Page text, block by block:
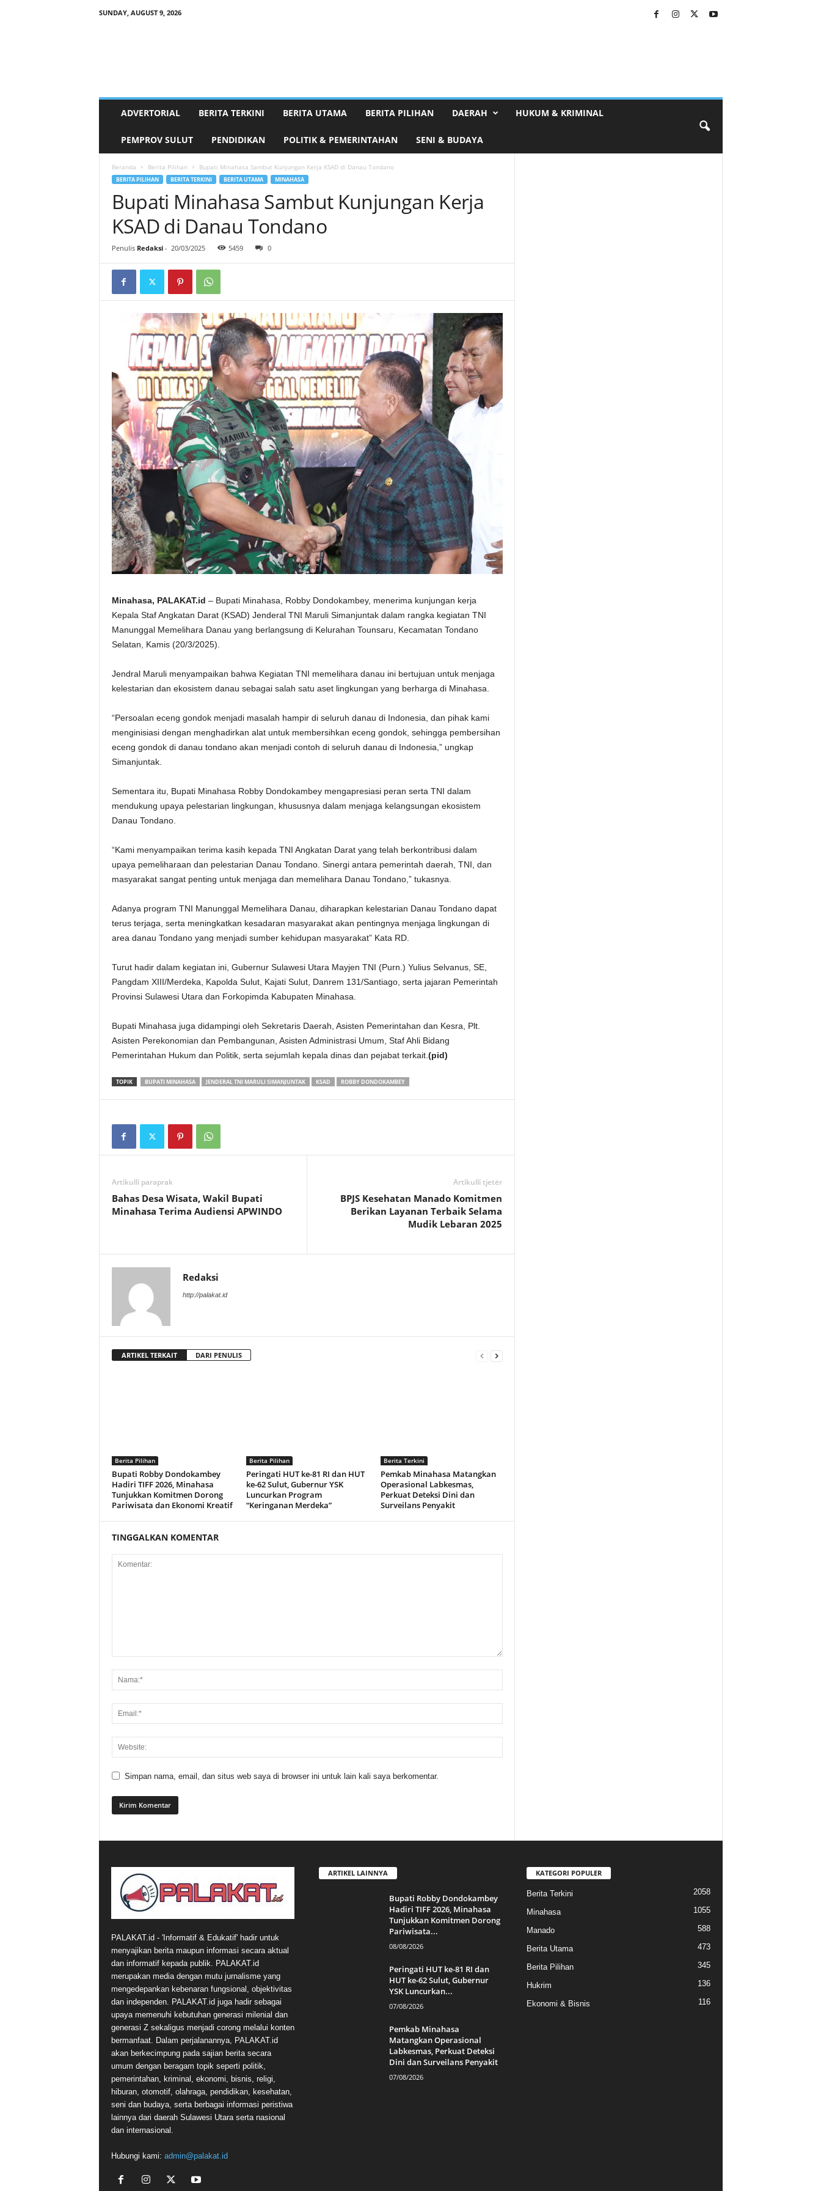
SUNDAY, AUGUST 9, 2026
ADVERTORIAL BERITA TERKINI BERITA UTAMA BERITA PILIHAN DAERAH HUKUM & KRIMINAL
PEMPROV SULUT PENDIDIKAN POLITIK & PEMERINTAHAN SENI & BUDAYA
Beranda Berita Pilihan Bupati Minahasa Sambut Kunjungan Kerja KSAD di Danau Tondano
BERITA PILIHAN BERITA TERKINI BERITA UTAMA MINAHASA
Bupati Minahasa Sambut Kunjungan Kerja
KSAD di Danau Tondano
Penulis Redaksi- 20/03/2025 5459 0
Minahasa, PALAKAT.id – Bupati Minahasa, Robby Dondokambey, menerima kunjungan kerja
Kepala Staf Angkatan Darat (KSAD) Jenderal TNI Maruli Simanjuntak dalam rangka kegiatan TNI
Manunggal Memelihara Danau yang berlangsung di Kelurahan Tounsaru, Kecamatan Tondano
Selatan, Kamis (20/3/2025).
Jendral Maruli menyampaikan bahwa Kegiatan TNI memelihara danau ini bertujuan untuk menjaga
kelestarian dan ekosistem danau sebagai salah satu aset lingkungan yang berharga di Minahasa.
“Persoalan eceng gondok menjadi masalah hampir di seluruh danau di Indonesia, dan pihak kami
menginisiasi dengan menghadirkan alat untuk membersihkan eceng gondok, sehingga pembersihan
eceng gondok di danau tondano akan menjadi contoh di seluruh danau di Indonesia,” ungkap
Simanjuntak.
Sementara itu, Bupati Minahasa Robby Dondokambey mengapresiasi peran serta TNI dalam
mendukung upaya pelestarian lingkungan, khususnya dalam menjaga kelangsungan ekosistem
Danau Tondano.
“Kami menyampaikan terima kasih kepada TNI Angkatan Darat yang telah berkontribusi dalam
upaya pemeliharaan dan pelestarian Danau Tondano. Sinergi antara pemerintah daerah, TNI, dan
masyarakat sangat penting untuk menjaga dan memelihara Danau Tondano,” tukasnya.
Adanya program TNI Manunggal Memelihara Danau, diharapkan kelestarian Danau Tondano dapat
terus terjaga, serta meningkatkan kesadaran masyarakat akan pentingnya menjaga lingkungan di
area danau Tondano yang menjadi sumber kehidupan masyarakat” Kata RD.
Turut hadir dalam kegiatan ini, Gubernur Sulawesi Utara Mayjen TNI (Purn.) Yulius Selvanus, SE,
Pangdam XIII/Merdeka, Kapolda Sulut, Kajati Sulut, Danrem 131/Santiago, serta jajaran Pemerintah
Provinsi Sulawesi Utara dan Forkopimda Kabupaten Minahasa.
Bupati Minahasa juga didampingi oleh Sekretaris Daerah, Asisten Pemerintahan dan Kesra, Plt.
Asisten Perekonomian dan Pembangunan, Asisten Administrasi Umum, Staf Ahli Bidang
Pemerintahan Hukum dan Politik, serta sejumlah kepala dinas dan pejabat terkait. (pid)
TOPIK BUPATI MINAHASA JENDERAL TNI MARULI SIMANJUNTAK KSAD ROBBY DONDOKAMBEY
Artikulli paraprak
Bahas Desa Wisata, Wakil Bupati
Minahasa Terima Audiensi APWINDO
Artikulli tjetër
BPJS Kesehatan Manado Komitmen
Berikan Layanan Terbaik Selama
Mudik Lebaran 2025
Redaksi
http://palakat.id
ARTIKEL TERKAIT DARI PENULIS
Berita Pilihan
Bupati Robby Dondokambey
Hadiri TIFF 2026, Minahasa
Tunjukkan Komitmen Dorong
Pariwisata dan Ekonomi Kreatif
Berita Pilihan
Peringati HUT ke-81 RI dan HUT
ke-62 Sulut, Gubernur YSK
Luncurkan Program
“Keringanan Merdeka”
Berita Terkini
Pemkab Minahasa Matangkan
Operasional Labkesmas,
Perkuat Deteksi Dini dan
Surveilans Penyakit
TINGGALKAN KOMENTAR
Simpan nama, email, dan situs web saya di browser ini untuk lain kali saya berkomentar.
PALAKAT.id - 'Informatif & Edukatif' hadir untuk
menyajikan berita maupun informasi secara aktual
dan informatif kepada publik. PALAKAT.id
merupakan media dengan mutu jurnalisme yang
mengedepankan kebenaran fungsional, objektivitas
dan independen. PALAKAT.id juga hadir sebagai
upaya memenuhi kebutuhan generasi milenial dan
generasi Z sekaligus menjadi corong melalui konten
bermanfaat. Dalam perjalanannya, PALAKAT.id
akan berkecimpung pada sajian berita secara
umum dengan beragam topik seperti politik,
pemerintahan, kriminal, ekonomi, bisnis, religi,
hiburan, otomotif, olahraga, pendidikan, kesehatan,
seni dan budaya, serta berbagai informasi peristiwa
lainnya dari daerah Sulawesi Utara serta nasional
dan internasional.
Hubungi kami: admin@palakat.id
ARTIKEL LAINNYA
Bupati Robby Dondokambey
Hadiri TIFF 2026, Minahasa
Tunjukkan Komitmen Dorong
Pariwisata...
08/08/2026
Peringati HUT ke-81 RI dan
HUT ke-62 Sulut, Gubernur
YSK Luncurkan...
07/08/2026
Pemkab Minahasa
Matangkan Operasional
Labkesmas, Perkuat Deteksi
Dini dan Surveilans Penyakit
07/08/2026
KATEGORI POPULER
Berita Terkini 2058
Minahasa 1055
Manado 588
Berita Utama 473
Berita Pilihan 345
Hukrim 136
Ekonomi & Bisnis 116